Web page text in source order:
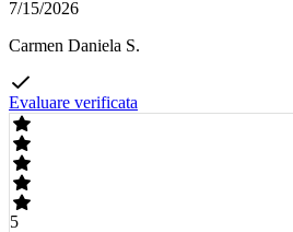
7/15/2026
Carmen Daniela S.
Evaluare verificata
5